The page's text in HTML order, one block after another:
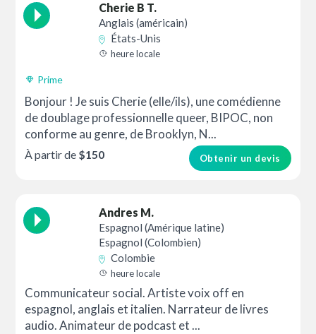
Cherie B T.
Anglais (américain)
États-Unis
heure locale
Prime
Bonjour ! Je suis Cherie (elle/ils), une comédienne
de doublage professionnelle queer, BIPOC, non
conforme au genre, de Brooklyn, N...
Obtenir un devis
À partir de $150
Andres M.
Espagnol (Amérique latine)
Espagnol (Colombien)
Colombie
heure locale
Communicateur social. Artiste voix off en
espagnol, anglais et italien. Narrateur de livres
audio. Animateur de podcast et ...